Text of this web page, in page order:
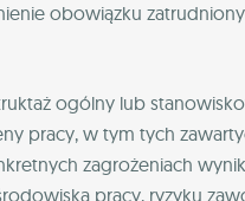
obowiązku
ogólny lub
pracy, w tym tych
zagrożeniach
pracy, ryzyku